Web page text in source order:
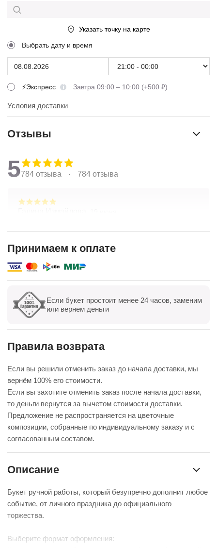
Указать точку на карте
Выбрать дату и время
⚡Экспресс Завтра 09:00 – 10:00 (+500 ₽)
Условия доставки
Отзывы
5784 отзыва 784 отзыва
городе, заказываю через приложение. Всегда
доставка. Огромное спасибо за настроение
Показать все Оставить отзыв
Принимаем к оплате
Если букет простоит менее 24 часов, заменим
или вернем деньги
Правила возврата
Если вы решили отменить заказ до начала доставки, мы
вернём 100% его стоимости.
Если вы захотите отменить заказ после начала доставки,
то деньги вернутся за вычетом стоимости доставки.
Предложение не распространяется на цветочные
композиции, собранные по индивидуальному заказу и с
согласованным составом.
Описание
Букет ручной работы, который безупречно дополнит любое
событие, от личного праздника до официального
торжества.
Выберите формат оформления: